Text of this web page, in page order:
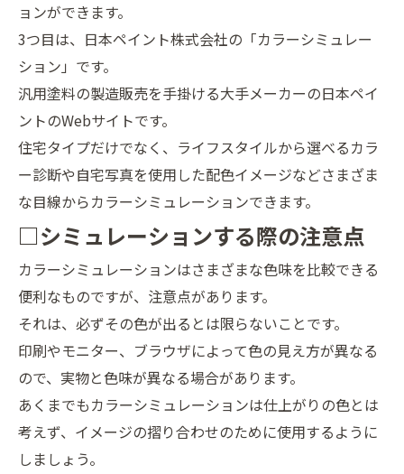
ョンができます。
3つ目は、日本ペイント株式会社の「カラーシミュレー
ション」です。
汎用塗料の製造販売を手掛ける大手メーカーの日本ペイ
ントのWebサイトです。
住宅タイプだけでなく、ライフスタイルから選べるカラ
ー診断や自宅写真を使用した配色イメージなどさまざま
な目線からカラーシミュレーションできます。
□シミュレーションする際の注意点
カラーシミュレーションはさまざまな色味を比較できる
便利なものですが、注意点があります。
それは、必ずその色が出るとは限らないことです。
印刷やモニター、ブラウザによって色の見え方が異なる
ので、実物と色味が異なる場合があります。
あくまでもカラーシミュレーションは仕上がりの色とは
考えず、イメージの摺り合わせのために使用するように
しましょう。